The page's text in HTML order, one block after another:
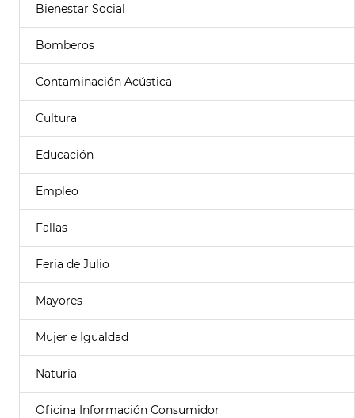
Bienestar Social
Bomberos
Contaminación Acústica
Cultura
Educación
Empleo
Fallas
Feria de Julio
Mayores
Mujer e Igualdad
Naturia
Oficina Información Consumidor